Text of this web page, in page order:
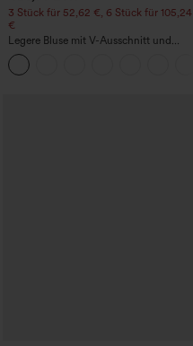
3 Stück für 52,62 €, 6 Stück für 105,24
€
Legere Bluse mit V-Ausschnitt und
kurzen Puffärmeln